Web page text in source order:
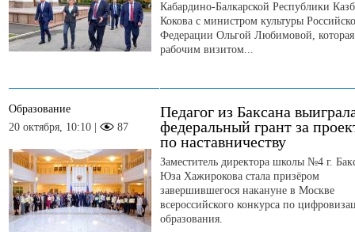
Кабардино-Балкарской Республики
Кокова с министром культуры
Федерации Ольгой Любимовой,
рабочим визитом...
Образование
20 октября, 10:10 |
87
Педагог из Баксана
федеральный грант за
по наставничеству
Заместитель директора школы №4 г.
Юза Хажирокова стала призёром
завершившегося накануне в Москве
всероссийского конкурса по
образования.